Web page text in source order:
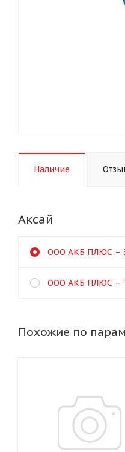
Наличие
Аксай
ООО АКБ ПЛЮС –
ООО АКБ ПЛЮС –
Похожие по